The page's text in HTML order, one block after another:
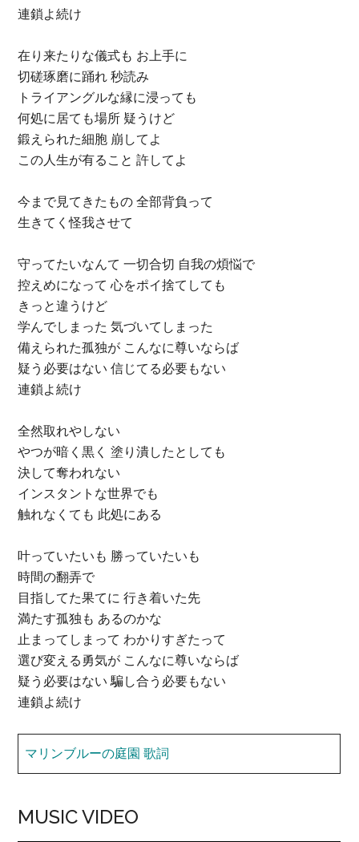
連鎖よ続け
在り来たりな儀式も お上手に
切磋琢磨に踊れ 秒読み
トライアングルな縁に浸っても
何処に居ても場所 疑うけど
鍛えられた細胞 崩してよ
この人生が有ること 許してよ
今まで見てきたもの 全部背負って
生きてく怪我させて
守ってたいなんて 一切合切 自我の煩悩で
控えめになって 心をポイ捨てしても
きっと違うけど
学んでしまった 気づいてしまった
備えられた孤独が こんなに尊いならば
疑う必要はない 信じてる必要もない
連鎖よ続け
全然取れやしない
やつが暗く黒く 塗り潰したとしても
決して奪われない
インスタントな世界でも
触れなくても 此処にある
叶っていたいも 勝っていたいも
時間の翻弄で
目指してた果てに 行き着いた先
満たす孤独も あるのかな
止まってしまって わかりすぎたって
選び変える勇気が こんなに尊いならば
疑う必要はない 騙し合う必要もない
連鎖よ続け
マリンブルーの庭園 歌詞
MUSIC VIDEO